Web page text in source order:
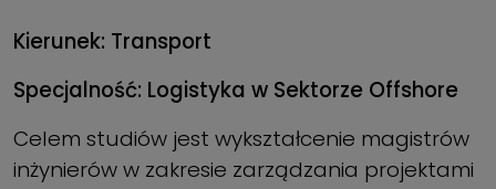
Kierunek: Transport
Specjalność: Logistyka w Sektorze Offshore
Celem studiów jest wykształcenie magistrów
inżynierów w zakresie zarządzania projektami